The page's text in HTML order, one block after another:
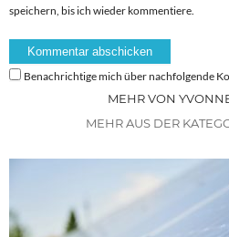
speichern, bis ich wieder kommentiere.
Benachrichtige mich über nachfolgende
MEHR VON
MEHR AUS DER